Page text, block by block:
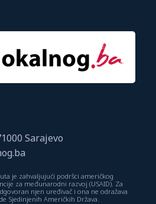
Sarajevo
je zahvaljujući podršci američkog
za međunarodni razvoj (USAID). Za
njen uređivač i ona ne odražava
Sjedinjenih Američkih Država.